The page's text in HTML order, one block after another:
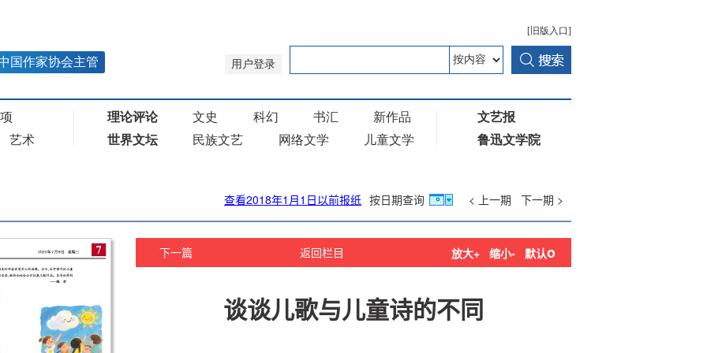
查看2018年1月1日以前报纸 按日期查询 < 上一期 下一期 >
返回栏目
下一篇 放大+ 缩小- 默认o
谈谈儿歌与儿童诗的不同